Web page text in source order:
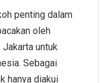
penting dalam
oleh
untuk
Sebagai
hanya diakui